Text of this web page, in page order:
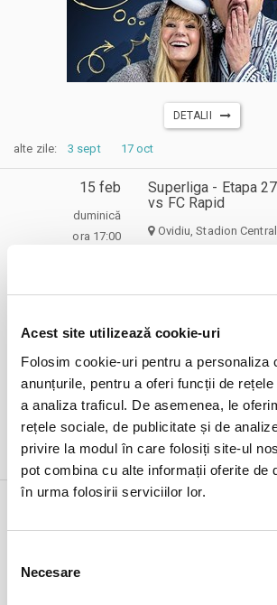
Acest site utilizează cookie-uri
Folosim cookie-uri pentru a personaliza
anunțurile, pentru a oferi funcții de
a analiza traficul. De asemenea, le
rețele sociale, de publicitate și de
privire la modul în care folosiți site-ul
pot combina cu alte informații oferite de
în urma folosirii serviciilor lor.
consimțământului
Necesare
DETALII
alte zile: 3 sept 17 oct
15 feb
duminică
ora 17:00
Superliga - Etapa
vs FC Rapid
Ovidiu, Stadion
DETALII
15 feb
duminică
Scandalagiii - 𝖲𝗂𝖻𝗂𝗎
Sibiu, Sala Thalia